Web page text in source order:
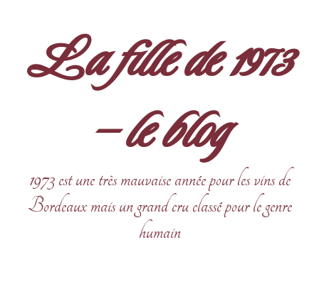
La fille de 1973
– le blog
1973 est une très mauvaise année pour les vins de
Bordeaux mais un grand cru classé pour le genre
humain